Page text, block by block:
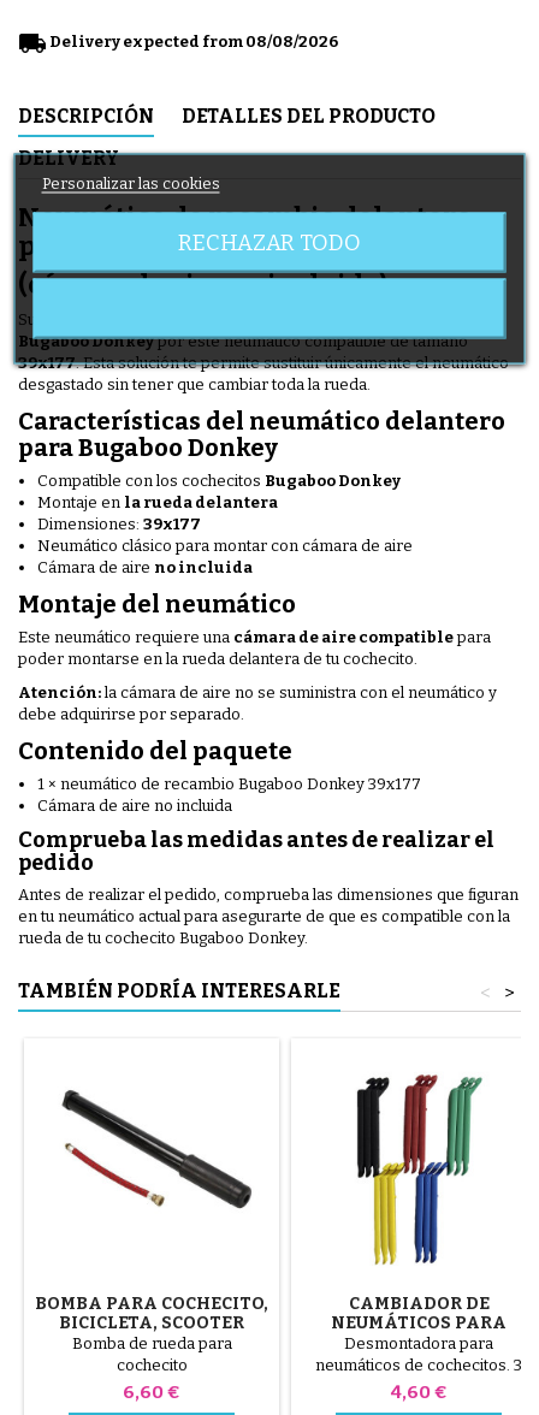
local_shipping Delivery expected from 08/08/2026
DESCRIPCIÓN
DETALLES DEL PRODUCTO
DELIVERY
Neumático de recambio delantero
para Bugaboo Donkey 39x177
(cámara de aire no incluida)
Sustituye el neumático de la rueda delantera de tu
Bugaboo Donkeypor este neumático compatible de tamaño
39x177. Esta solución te permite sustituir únicamente el neumático
desgastado sin tener que cambiar toda la rueda.
Características del neumático delantero
para Bugaboo Donkey
Compatible con los cochecitos Bugaboo Donkey
Montaje en la rueda delantera
Dimensiones: 39x177
Neumático clásico para montar con cámara de aire
Cámara de aire no incluida
Montaje del neumático
Este neumático requiere una cámara de aire compatiblepara
poder montarse en la rueda delantera de tu cochecito.
Atención:la cámara de aire no se suministra con el neumático y
debe adquirirse por separado.
Contenido del paquete
1 × neumático de recambio Bugaboo Donkey 39x177
Cámara de aire no incluida
Comprueba las medidas antes de realizar el
pedido
Antes de realizar el pedido, comprueba las dimensiones que figuran
en tu neumático actual para asegurarte de que es compatible con la
rueda de tu cochecito Bugaboo Donkey.
TAMBIÉN PODRÍA INTERESARLE >
<
BOMBA PARA COCHECITO,
BICICLETA, SCOOTER
Bomba de rueda para
cochecito
Precio
6,60 €
CAMBIADOR DE
NEUMÁTICOS PARA
COCHECITO COLOR
ALEATORIO 1 PAQUETE DE
3 PIEZAS
Desmontadora para
neumáticos de cochecitos. 3
piezas de plástico de alta
Precio
4,60 €
Personalizar las cookies
RECHAZAR TODO